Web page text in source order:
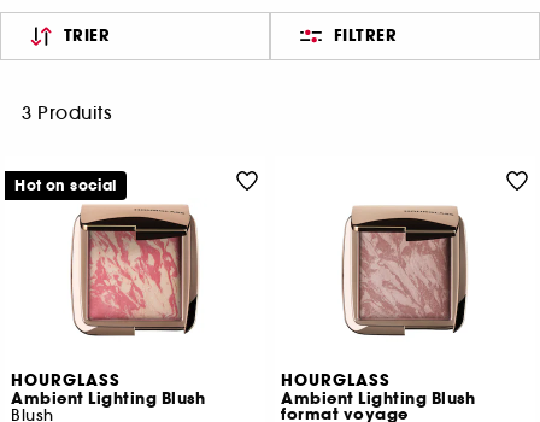
TRIER FILTRER
3 Produits
HOURGLASS
Ambient Lighting Blush
Blush
Hot on social
HOURGLASS
Ambient Lighting Blush
format voyage